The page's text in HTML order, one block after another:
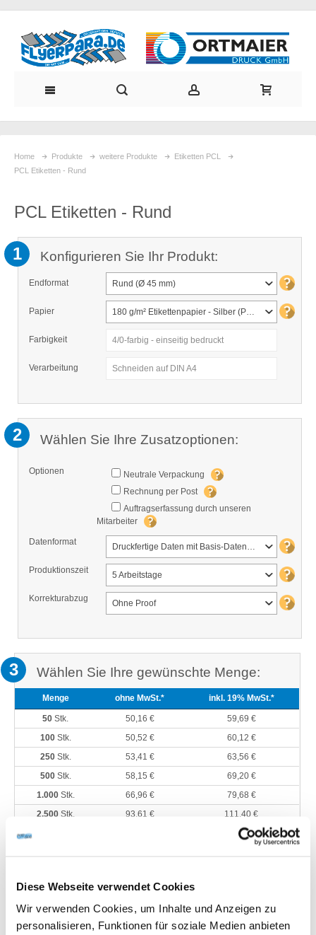
Diese Webseite verwendet Cookies
Wir verwenden Cookies, um Inhalte und Anzeigen zu
personalisieren, Funktionen für soziale Medien anbieten
Home Produkte weitere Produkte
Etiketten PCL
PCL Etiketten - Rund
PCL Etiketten - Rund
1 Konfigurieren Sie Ihr Produkt:
Endformat Rund (Ø 45 mm)
Papier 180 g/m² Etikettenpapier - Silber (PCL-SS)
Farbigkeit 4/0-farbig - einseitig bedruckt
Verarbeitung Schneiden auf DIN A4
2 Wählen Sie Ihre Zusatzoptionen:
Optionen
Neutrale Verpackung
Rechnung per Post
Auftragserfassung durch unseren
Mitarbeiter
Datenformat Druckfertige Daten mit Basis-Datencheck
Produktionszeit 5 Arbeitstage
Korrekturabzug Ohne Proof
3 Wählen Sie Ihre gewünschte Menge:
Menge ohne MwSt.* inkl. 19% MwSt.*
50 Stk. 50,16 €
59,69 €
100Stk. 50,52 €
60,12 €
250Stk. 53,41 €
63,56 €
500Stk. 58,15 €
69,20 €
1.000Stk. 66,96 €
79,68 €
2.500Stk. 93,61 €
111,40 €
164,20 €
* zzgl.
Versandkosten
(Standardversand an eine Adresse in Deutschland inklusive)